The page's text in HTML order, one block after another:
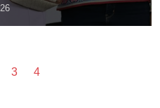
3 4